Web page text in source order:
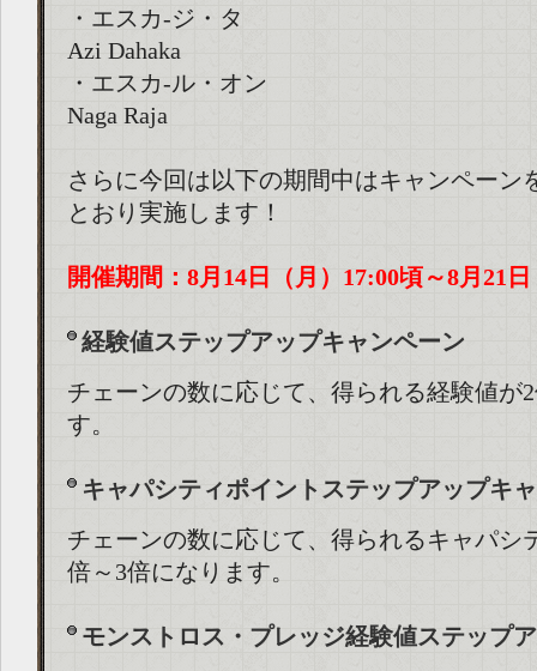
・エスカ-ジ・タ
Azi Dahaka
・エスカ-ル・オン
Naga Raja
さらに今回は以下の期間中はキャンペーン
とおり実施します！
開催期間：8月14日（月）17:00頃～8月21
経験値ステップアップキャンペーン
チェーンの数に応じて、得られる経験値が
す。
キャパシティポイントステップアップキ
チェーンの数に応じて、得られるキャパシ
倍～3倍になります。
モンストロス・プレッジ経験値ステップ